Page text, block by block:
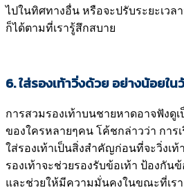
ไปในทิศทางอื่น หรือจะปรับระยะเวล
ก็ได้ตามที่เรารู้สึกสบาย
6. ใส่รองเท้าวิ่งด้วย อย่างน้อยใ
การสวมรองเท้าบนชายหาดอาจฟังดู
ของใครหลายๆคน โค้ชกล่าวว่า การ
ใส่รองเท้าเป็นสิ่งสำคัญก่อนที่จะวิ่งเท้
รองเท้าจะช่วยรองรับข้อเท้า ป้องกันข้
และช่วยให้มีความมั่นคงในขณะที่เร